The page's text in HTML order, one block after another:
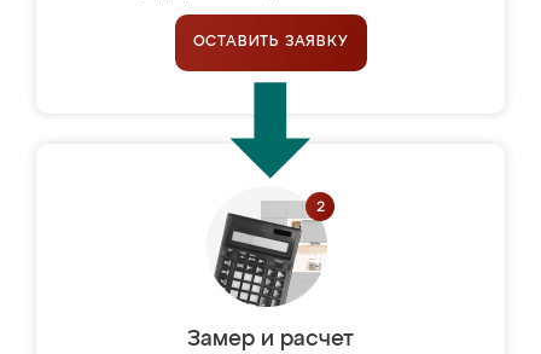
ОСТАВИТЬ ЗАЯВКУ
Замер и расчет